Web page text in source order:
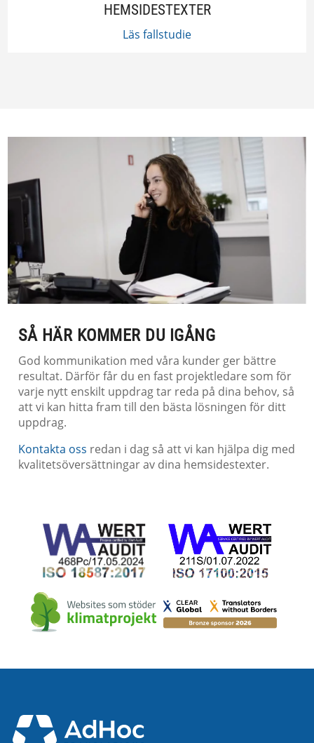
HEMSIDESTEXTER
Läs fallstudie
SÅ HÄR KOMMER DU IGÅNG
God kommunikation med våra kunder ger bättre
resultat. Därför får du en fast projektledare som för
varje nytt enskilt uppdrag tar reda på dina behov, så
att vi kan hitta fram till den bästa lösningen för ditt
uppdrag.
Kontakta oss redan i dag så att vi kan hjälpa dig med
kvalitetsöversättningar av dina hemsidestexter.